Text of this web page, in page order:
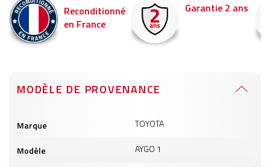
Reconditionné
en France
Garantie 2 ans
MODÈLE DE PROVENANCE
produits
Marque TOYOTA
Modèle AYGO 1